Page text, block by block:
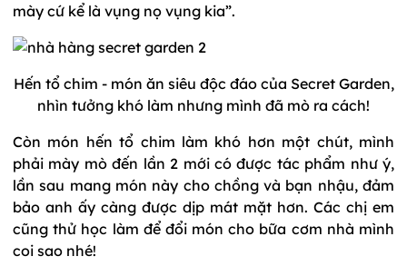
mày cứ kể là vụng nọ vụng kia”.
Hến tổ chim - món ăn siêu độc đáo của Secret Garden,
nhìn tưởng khó làm nhưng mình đã mò ra cách!
Còn món hến tổ chim làm khó hơn một chút, mình
phải mày mò đến lần 2 mới có được tác phẩm như ý,
lần sau mang món này cho chồng và bạn nhậu, đảm
bảo anh ấy càng được dịp mát mặt hơn. Các chị em
cũng thử học làm để đổi món cho bữa cơm nhà mình
coi sao nhé!